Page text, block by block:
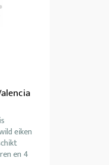
eiken
en 4